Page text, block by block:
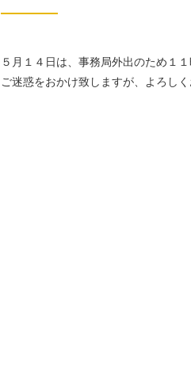
５月１４日は、事務局外出のため１
ご迷惑をおかけ致しますが、よろしく